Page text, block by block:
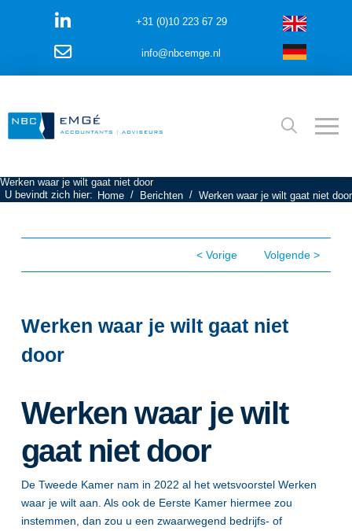
+31 (0)10 223 67 29
info@nbcemge.nl
Werken waar je wilt gaat niet door
U bevindt zich hier:
Home / Berichten / Werken waar je wilt gaat niet door
< Vorige Volgende >
Werken waar je wilt gaat niet
door
Werken waar je wilt
gaat niet door
De Tweede Kamer nam in 2022 al het wetsvoorstel Werken
waar je wilt aan. Als ook de Eerste Kamer hiermee zou
instemmen, dan zou u een zwaarwegend bedrijfs- of